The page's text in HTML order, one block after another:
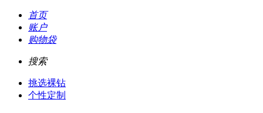
首页
账户
购物袋
搜索
挑选裸钻
个性定制